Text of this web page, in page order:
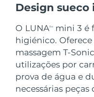
Design
O LUNATM
mini 3 é
higiénico. Oferece
massagem T-
utilizações por
prova de água e
necessárias